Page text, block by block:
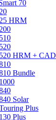
70
HRM
HRM + CAD
Bundle
Solar
Plus
Plus